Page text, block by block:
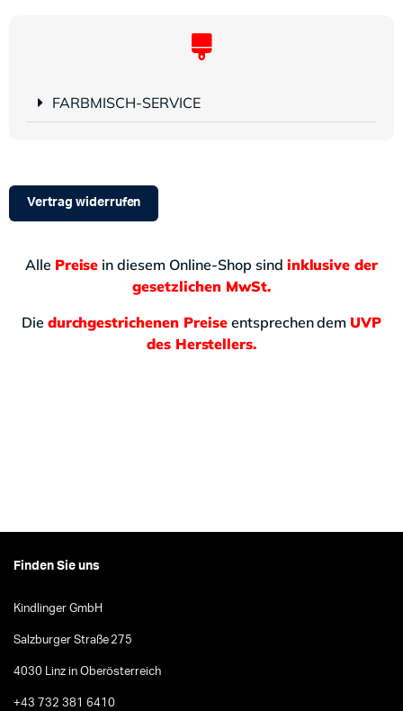
FARBMISCH-SERVICE
Vertrag widerrufen
Alle Preise in diesem Online-Shop sind inklusive der
gesetzlichen MwSt.
Die durchgestrichenen Preiseentsprechen dem UVP
des Herstellers.
Finden Sie uns
Kindlinger GmbH
Salzburger Straße 275
4030 Linz in Oberösterreich
+43 732 381 6410